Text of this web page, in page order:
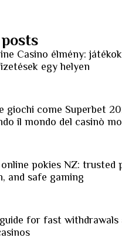
Casino élmény:
egy helyen
giochi come Superbet
il mondo del casinò
pokies NZ: trusted
and safe gaming
for fast withdrawals